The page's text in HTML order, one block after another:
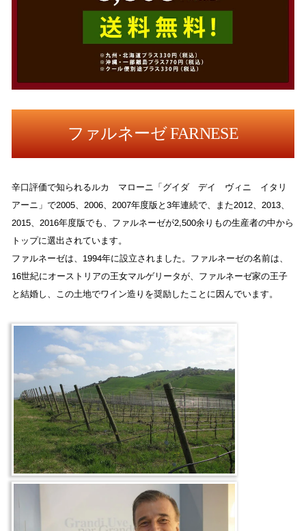
ファルネーゼ FARNESE
辛口評価で知られるルカ マローニ「グイダ デイ ヴィニ イタリ
アーニ」で2005、2006、2007年度版と3年連続で、また2012、2013、
2015、2016年度版でも、ファルネーゼが2,500余りもの生産者の中から
トップに選出されています。
ファルネーゼは、1994年に設立されました。ファルネーゼの名前は、
16世紀にオーストリアの王女マルゲリータが、ファルネーゼ家の王子
と結婚し、この土地でワイン造りを奨励したことに因んでいます。